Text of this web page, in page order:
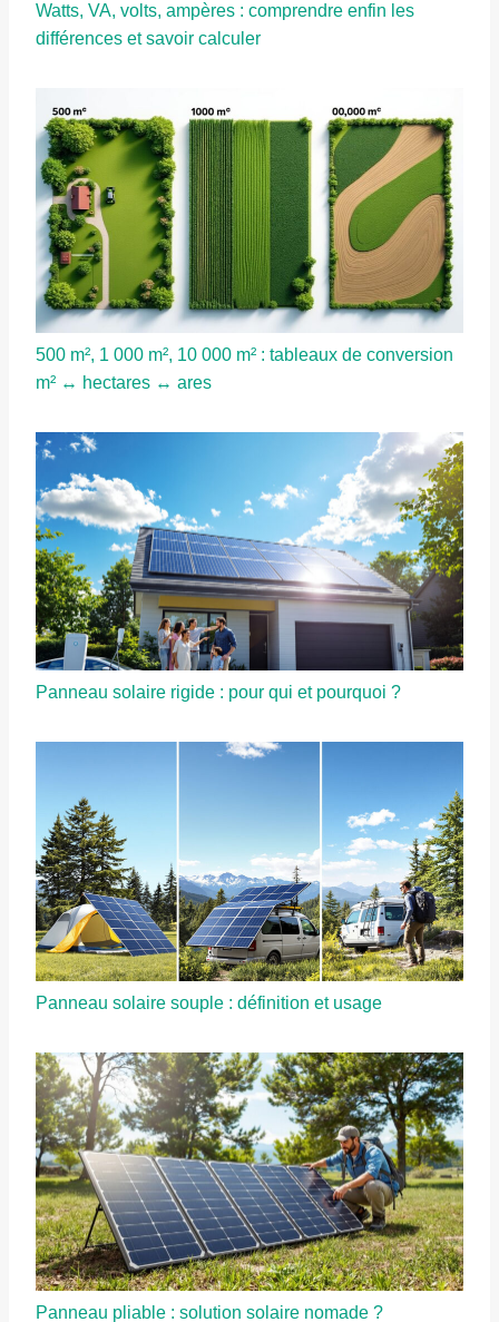
Watts, VA, volts, ampères : comprendre enfin les
différences et savoir calculer
500 m², 1 000 m², 10 000 m² : tableaux de conversion
m² ↔ hectares ↔ ares
Panneau solaire rigide : pour qui et pourquoi ?
Panneau solaire souple : définition et usage
Panneau pliable : solution solaire nomade ?